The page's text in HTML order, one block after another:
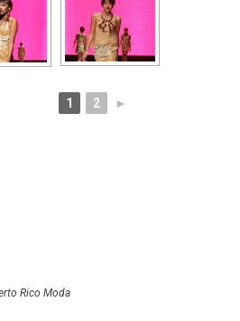
1 2 ►
Rico Moda